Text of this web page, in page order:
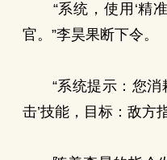
“系统，使用‘精准
官。”李昊果断下令。
“系统提示：您消
击’技能，目标：敌方